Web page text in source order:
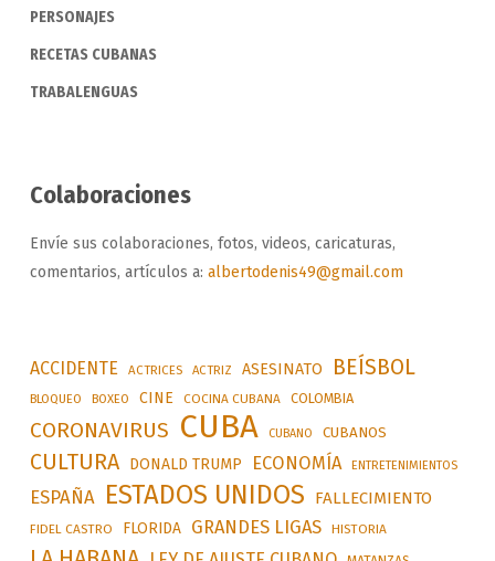
PERSONAJES
RECETAS CUBANAS
TRABALENGUAS
Colaboraciones
Envíe sus colaboraciones, fotos, videos, caricaturas,
comentarios, artículos a: albertodenis49@gmail.com
ACCIDENTE ACTRICES ACTRIZ ASESINATO BEÍSBOL
BLOQUEO BOXEO CINE COCINA CUBANA COLOMBIA
CORONAVIRUS CUBA CUBANO CUBANOS
CULTURA DONALD TRUMP ECONOMÍA ENTRETENIMIENTOS
ESPAÑA ESTADOS UNIDOS FALLECIMIENTO
FIDEL CASTRO FLORIDA GRANDES LIGAS HISTORIA